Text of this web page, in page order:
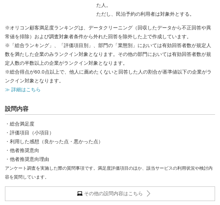
た人。
ただし、民泊予約の利用者は対象外とする。
※オリコン顧客満足度ランキングは、データクリーニング（回収したデータから不正回答や異
常値を排除）および調査対象者条件から外れた回答を除外した上で作成しています。
※「総合ランキング」、「評価項目別」、部門の「業態別」においては有効回答者数が規定人
数を満たした企業のみランクイン対象となります。その他の部門においては有効回答者数が規
定人数の半数以上の企業がランクイン対象となります。
※総合得点が60.0点以上で、他人に薦めたくないと回答した人の割合が基準値以下の企業がラ
ンクイン対象となります。
≫ 詳細はこちら
設問内容
・総合満足度
・評価項目（小項目）
・利用した感想（良かった点・悪かった点）
・他者推奨意向
・他者推奨意向理由
アンケート調査を実施した際の質問事項です。満足度評価項目のほか、該当サービスの利用状況や検討内
容を質問しています。
その他の設問内容はこちら